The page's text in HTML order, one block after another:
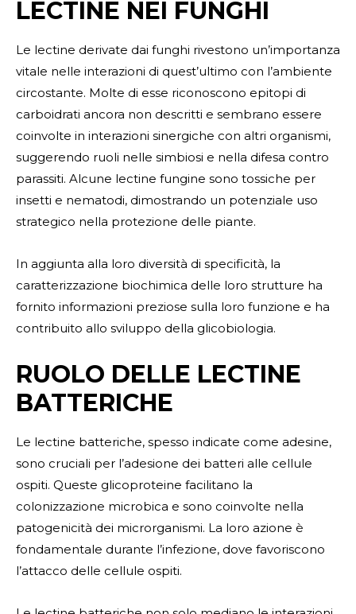
LECTINE NEI FUNGHI
Le lectine derivate dai funghi rivestono un’importanza
vitale nelle interazioni di quest’ultimo con l’ambiente
circostante. Molte di esse riconoscono epitopi di
carboidrati ancora non descritti e sembrano essere
coinvolte in interazioni sinergiche con altri organismi,
suggerendo ruoli nelle simbiosi e nella difesa contro
parassiti. Alcune lectine fungine sono tossiche per
insetti e nematodi, dimostrando un potenziale uso
strategico nella protezione delle piante.
In aggiunta alla loro diversità di specificità, la
caratterizzazione biochimica delle loro strutture ha
fornito informazioni preziose sulla loro funzione e ha
contribuito allo sviluppo della glicobiologia.
RUOLO DELLE LECTINE
BATTERICHE
Le lectine batteriche, spesso indicate come adesine,
sono cruciali per l’adesione dei batteri alle cellule
ospiti. Queste glicoproteine facilitano la
colonizzazione microbica e sono coinvolte nella
patogenicità dei microrganismi. La loro azione è
fondamentale durante l’infezione, dove favoriscono
l’attacco delle cellule ospiti.